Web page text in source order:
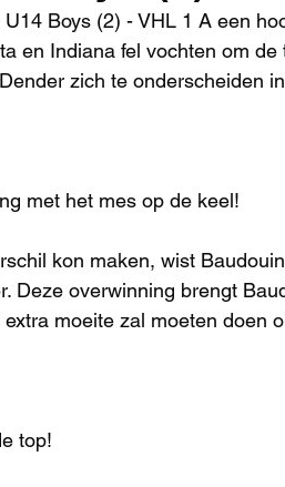
Boys (2) - VHL 1 A een
en Indiana fel vochten om de
zich te onderscheiden
met het mes op de keel!
kon maken, wist
Deze overwinning brengt
moeite zal moeten doen
top!